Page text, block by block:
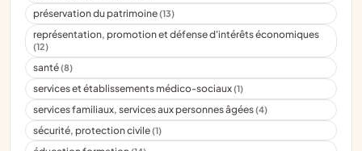
préservation du patrimoine(13)
représentation, promotion et défense d'intérêts économiques
(12)
santé(8)
services et établissements médico-sociaux(1)
services familiaux, services aux personnes âgées(4)
sécurité, protection civile(1)